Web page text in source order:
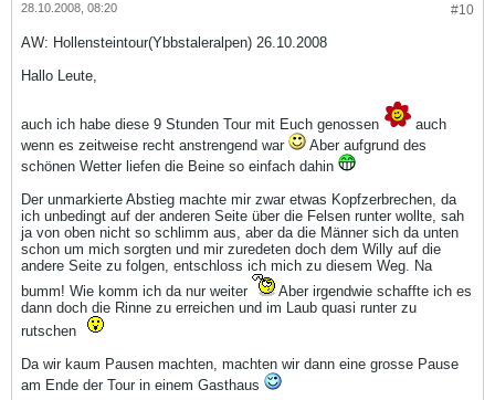
#10
28.10.2008, 08:20
AW: Hollensteintour(Ybbstaleralpen) 26.10.2008
Hallo Leute,
auch ich habe diese 9 Stunden Tour mit Euch genossen
auch
wenn es zeitweise recht anstrengend war
Aber aufgrund des
schönen Wetter liefen die Beine so einfach dahin
Der unmarkierte Abstieg machte mir zwar etwas Kopfzerbrechen, da
ich unbedingt auf der anderen Seite über die Felsen runter wollte, sah
ja von oben nicht so schlimm aus, aber da die Männer sich da unten
schon um mich sorgten und mir zuredeten doch dem Willy auf die
andere Seite zu folgen, entschloss ich mich zu diesem Weg. Na
bumm! Wie komm ich da nur weiter
Aber irgendwie schaffte ich es
dann doch die Rinne zu erreichen und im Laub quasi runter zu
rutschen
Da wir kaum Pausen machten, machten wir dann eine grosse Pause
am Ende der Tour in einem Gasthaus